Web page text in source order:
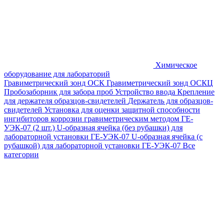
Химическое
оборудование для лабораторий
Гравиметрический зонд ОСК Гравиметрический зонд ОСКЦ
Пробозаборник для забора проб Устройство ввода Крепление
для держателя образцов-свидетелей Держатель для образцов-
свидетелей Установка для оценки защитной способности
ингибиторов коррозии гравиметрическим методом ГЕ-
УЭК-07 (2 шт.) U-образная ячейка (без рубашки) для
лабораторной установки ГЕ-УЭК-07 U-образная ячейка (с
рубашкой) для лабораторной установки ГЕ-УЭК-07 Все
категории